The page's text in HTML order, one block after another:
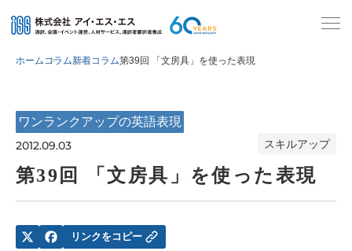
ホームコラム新着コラム第39回 「文房具」を使った表現
ワンランクアップの英語表現
2012.09.03 スキルアップ
第39回 「文房具」を使った表現
リンクをコピー